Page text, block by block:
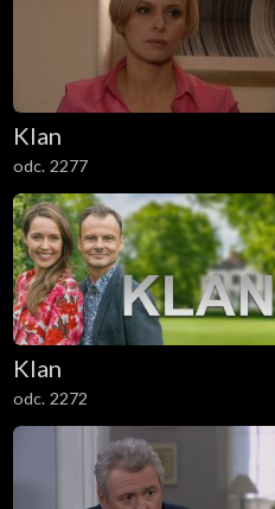
Klan
odc. 2277
Klan
odc. 2272